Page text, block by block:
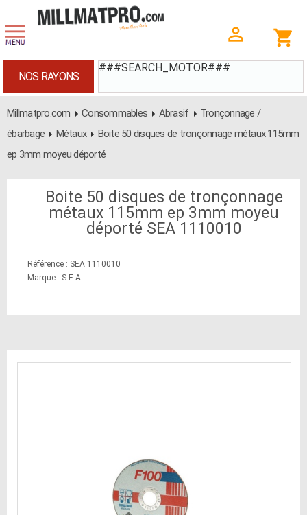
###SEARCH_MOTOR###
NOS RAYONS
Millmatpro.com Consommables Abrasif
Tronçonnage /
ébarbage
Métaux
Boite 50 disques de tronçonnage métaux 115mm
ep 3mm moyeu déporté
Boite 50 disques de tronçonnage
métaux 115mm ep 3mm moyeu
déporté SEA 1110010
Référence : SEA 1110010
Marque : S-E-A